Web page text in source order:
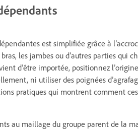
est simplifiée grâce à
les jambes ou d’autres parties qui
d’être importée, positionnez
ni utiliser des poignées
pratiques qui montrent comment
au maillage du groupe parent de la